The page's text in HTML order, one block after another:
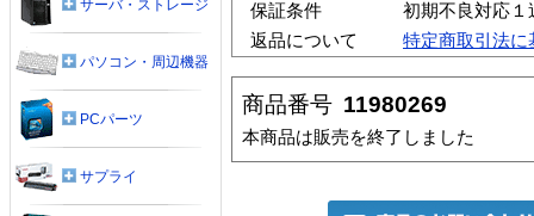
保証条件
初期不良対応１
返品について
特定商取引法に
商品番号 11980269
本商品は販売を終了しました
サーバ・ストレージ
パソコン・周辺機器
PCパーツ
サプライ